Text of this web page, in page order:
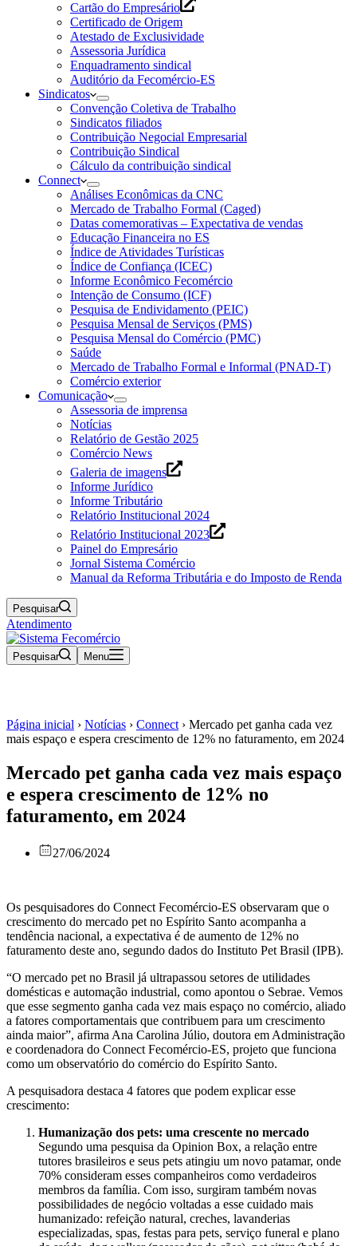
Cartão do Empresário
Certificado de Origem
Atestado de Exclusividade
Assessoria Jurídica
Enquadramento sindical
Auditório da Fecomércio-ES
Sindicatos
Convenção Coletiva de Trabalho
Sindicatos filiados
Contribuição Negocial Empresarial
Contribuição Sindical
Cálculo da contribuição sindical
Connect
Análises Econômicas da CNC
Mercado de Trabalho Formal (Caged)
Datas comemorativas – Expectativa de vendas
Educação Financeira no ES
Índice de Atividades Turísticas
Índice de Confiança (ICEC)
Informe Econômico Fecomércio
Intenção de Consumo (ICF)
Pesquisa de Endividamento (PEIC)
Pesquisa Mensal de Serviços (PMS)
Pesquisa Mensal do Comércio (PMC)
Saúde
Mercado de Trabalho Formal e Informal (PNAD-T)
Comércio exterior
Comunicação
Assessoria de imprensa
Notícias
Relatório de Gestão 2025
Comércio News
Galeria de imagens
Informe Jurídico
Informe Tributário
Relatório Institucional 2024
Relatório Institucional 2023
Painel do Empresário
Jornal Sistema Comércio
Manual da Reforma Tributária e do Imposto de Renda
Pesquisar
Atendimento
Pesquisar Menu
Página inicial › Notícias › Connect › Mercado pet ganha cada vez
mais espaço e espera crescimento de 12% no faturamento, em 2024
Mercado pet ganha cada vez mais espaço
e espera crescimento de 12% no
faturamento, em 2024
27/06/2024
Os pesquisadores do Connect Fecomércio-ES observaram que o
crescimento do mercado pet no Espírito Santo acompanha a
tendência nacional, a expectativa é de aumento de 12% no
faturamento deste ano, segundo dados do Instituto Pet Brasil (IPB).
“O mercado pet no Brasil já ultrapassou setores de utilidades
domésticas e automação industrial, como apontou o Sebrae. Vemos
que esse segmento ganha cada vez mais espaço no comércio, aliado
a fatores comportamentais que contribuem para um crescimento
ainda maior”, afirma Ana Carolina Júlio, doutora em Administração
e coordenadora do Connect Fecomércio-ES, projeto que funciona
como um observatório do comércio do Espírito Santo.
A pesquisadora destaca 4 fatores que podem explicar esse
crescimento:
Humanização dos pets: uma crescente no mercado
Segundo uma pesquisa da Opinion Box, a relação entre
tutores brasileiros e seus pets atingiu um novo patamar, onde
70% consideram esses companheiros como verdadeiros
membros da família. Com isso, surgiram também novas
possibilidades de negócio voltadas a esse cuidado mais
humanizado: refeição natural, creches, lavanderias
especializadas, spas, festas para pets, serviço funeral e plano